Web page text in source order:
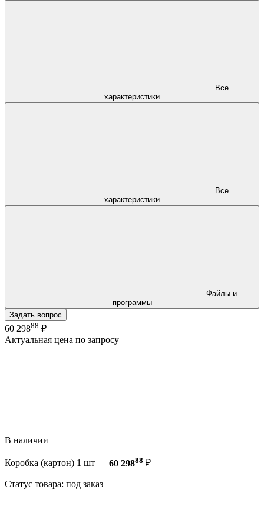
характеристики
характеристики
программы
Задать вопрос
60 29888 ₽
Актуальная цена по запросу
В наличии
Коробка (картон) 1 шт — 60 29888 ₽
Статус товара: под заказ